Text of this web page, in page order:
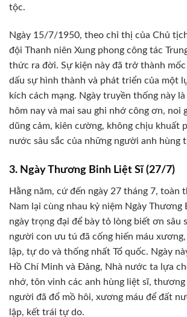
tộc.
Ngày 15/7/1950, theo chỉ thị của Chủ
đội Thanh niên Xung phong công tác
thức ra đời. Sự kiện này đã trở thành
dấu sự hình thành và phát triển của một
kích cách mạng. Ngày truyền thống này
hôm nay và mai sau ghi nhớ công ơn, noi
dũng cảm, kiên cường, không chịu khuất
nước sâu sắc của những người anh hùng
3. Ngày Thương Binh Liệt Sĩ (27/7)
Hằng năm, cứ đến ngày 27 tháng 7, toàn
Nam lại cùng nhau kỷ niệm Ngày Thương
ngày trọng đại để bày tỏ lòng biết ơn sâu
người con ưu tú đã cống hiến máu
lập, tự do và thống nhất Tổ quốc. Ngày
Hồ Chí Minh và Đảng, Nhà nước ta lựa
nhớ, tôn vinh các anh hùng liệt sĩ,
người đã đổ mồ hôi, xương máu để đất
lập, kết trái tự do.